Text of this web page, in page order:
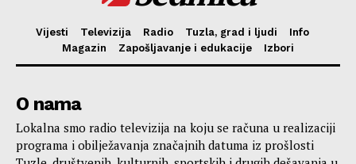
Vijesti Televizija Radio Tuzla, grad i ljudi
Info
Magazin
Zapošljavanje i edukacije Izbori
O nama
Lokalna smo radio televizija na koju se računa u realizaciji
programa i obilježavanja značajnih datuma iz prošlosti